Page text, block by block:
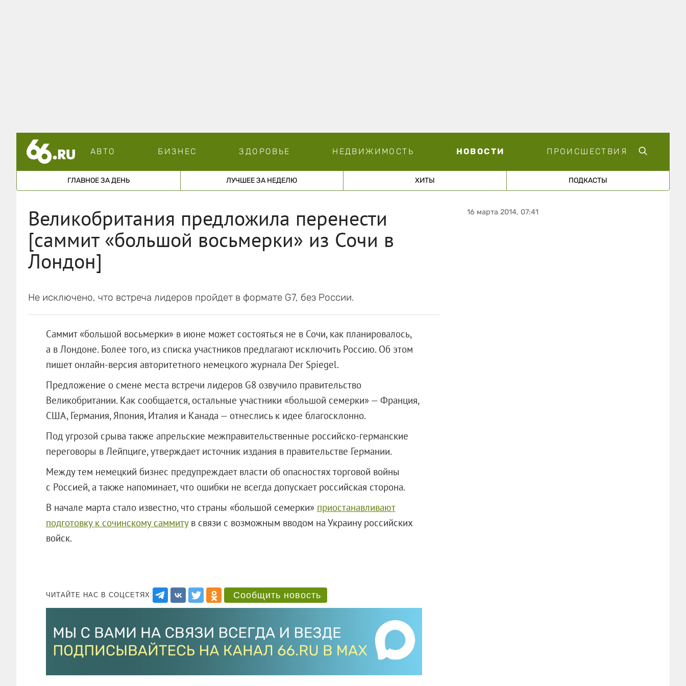
АВТО БИЗНЕС ЗДОРОВЬЕ НЕДВИЖИМОСТЬ НОВОСТИ ПРОИСШЕСТВИЯ
ГЛАВНОЕ ЗА ДЕНЬ ЛУЧШЕЕ ЗА НЕДЕЛЮ ХИТЫ ПОДКАСТЫ
Великобритания предложила перенести
[саммит «большой восьмерки» из Сочи в
Лондон]
Не исключено, что встреча лидеров пройдет в формате G7, без России.
Саммит «большой восьмерки» в июне может состояться не в Сочи, как планировалось,
а в Лондоне. Более того, из списка участников предлагают исключить Россию. Об этом
пишет онлайн-версия авторитетного немецкого журнала Der Spiegel.
Предложение о смене места встречи лидеров G8 озвучило правительство
Великобритании. Как сообщается, остальные участники «большой семерки» — Франция,
США, Германия, Япония, Италия и Канада — отнеслись к идее благосклонно.
Под угрозой срыва также апрельские межправительственные российско-германские
переговоры в Лейпциге, утверждает источник издания в правительстве Германии.
Между тем немецкий бизнес предупреждает власти об опасностях торговой войны
с Россией, а также напоминает, что ошибки не всегда допускает российская сторона.
В начале марта стало известно, что страны «большой семерки» приостанавливают
подготовку к сочинскому саммитув связи с возможным вводом на Украину российских
войск.
ЧИТАЙТЕ НАС В СОЦСЕТЯХ: Сообщить новость
16 марта 2014, 07:41